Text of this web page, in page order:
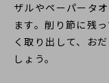
ザルやペーパータ
ます。削り節に残
く取り出して、お
しょう。